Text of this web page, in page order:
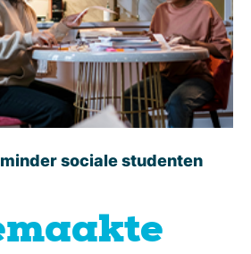
sociale studenten